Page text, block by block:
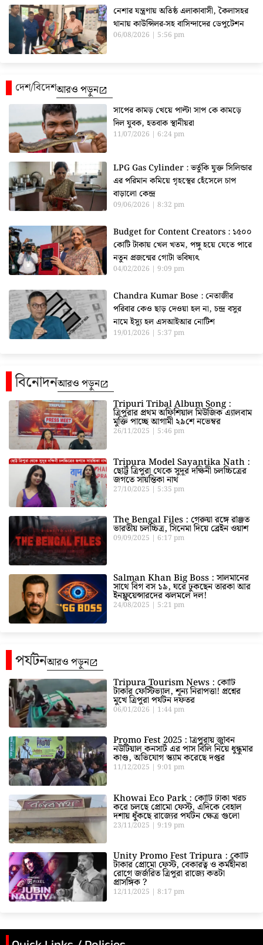
নেশার যন্ত্রণায় অতিষ্ঠ এলাকাবাসী, কৈলাসহর
থানায় কাউন্সিলর-সহ বাসিন্দাদের ডেপুটেশন
06/08/2026 5:56 pm
দেশ/বিদেশআরও পড়ুন
সাপের কামড় খেয়ে পাল্টা সাপ কে কামড়ে
দিল যুবক, হতবাক স্থানীয়রা
11/07/2026 6:24 pm
LPG Gas Cylinder : ভর্তুকি যুক্ত সিলিন্ডার
এর পরিমান কমিয়ে গৃহস্থের হেঁসেলে চাপ
বাড়ালো কেন্দ্র
09/06/2026 8:32 pm
Budget for Content Creators : ১৫০০
কোটি টাকায় খেল খতম, পঙ্গু হয়ে যেতে পারে
নতুন প্রজন্মের গোটা ভবিষ্যৎ
04/02/2026 9:09 pm
Chandra Kumar Bose : নেতাজীর
পরিবার কেও ছাড় দেওয়া হল না, চন্দ্র বসুর
নামে ইস্যু হল এসআইআর নোটিশ
19/01/2026 5:37 pm
বিনোদনআরও পড়ুন
Tripuri Tribal Album Song :
ত্রিপুরার প্রথম অফিশিয়াল মিউজিক এ্যালবাম
মুক্তি পাচ্ছে আগামী ২৯শে নভেম্বর
26/11/2025 5:46 pm
Tripura Model Sayantika Nath :
ছোট্ট ত্রিপুরা থেকে সুদূর দক্ষিনী চলচ্চিত্রের
জগতে সায়ন্তিকা নাথ
27/10/2025 5:35 pm
The Bengal Files : গেরুয়া রঙ্গে রঞ্জিত
ভারতীয় চলচ্চিত্র, সিনেমা দিয়ে ব্রেইন ওয়াশ
09/09/2025 6:17 pm
Salman Khan Big Boss : সালমানের
সাথে বিগ বস ১৯, ঘরে ঢুকছেন তারকা আর
ইনফ্লুয়েন্সারদের ঝলমলে দল!
24/08/2025 5:21 pm
পর্যটনআরও পড়ুন
Tripura Tourism News : কোটি
টাকার ফেস্টিভ্যাল, শূন্য নিরাপত্তা! প্রশ্নের
মুখে ত্রিপুরা পর্যটন দফতর
06/01/2026 1:44 pm
Promo Fest 2025 : ত্রিপুরায় জুবিন
নউটিয়াল কনসার্ট এর পাস বিলি নিয়ে ধুন্ধুমার
কাণ্ড, অভিযোগ স্ক্যাম করেছে দপ্তর
11/12/2025 9:01 pm
Khowai Eco Park : কোটি টাকা খরচ
করে চলছে প্রোমো ফেস্ট, এদিকে বেহাল
দশায় ধুঁকছে রাজ্যের পর্যটন ক্ষেত্র গুলো
23/11/2025 9:19 pm
Unity Promo Fest Tripura : কোটি
টাকার প্রোমো ফেস্ট, বেকারত্ব ও কর্মহীনতা
রোগে জর্জরিত ত্রিপুরা রাজ্যে কতটা
প্রাসঙ্গিক ?
12/11/2025 8:17 pm